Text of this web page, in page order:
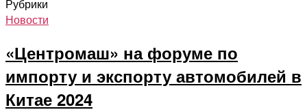
Рубрики
Новости
«Центромаш» на форуме по
импорту и экспорту автомобилей в
Китае 2024